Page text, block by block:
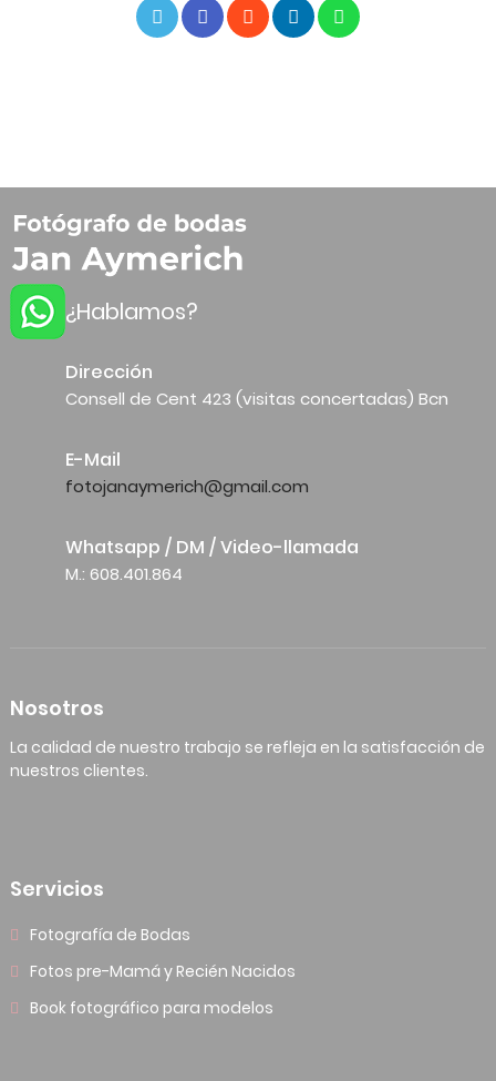
¿Hablamos?
Dirección
Consell de Cent 423 (visitas concertadas) Bcn
E-Mail
fotojanaymerich@gmail.com
Whatsapp / DM / Video-llamada
M.: 608.401.864
Nosotros
La calidad de nuestro trabajo se refleja en la satisfacción de
nuestros clientes.
Servicios
Fotografía de Bodas
Fotos pre-Mamá y Recién Nacidos
Book fotográfico para modelos